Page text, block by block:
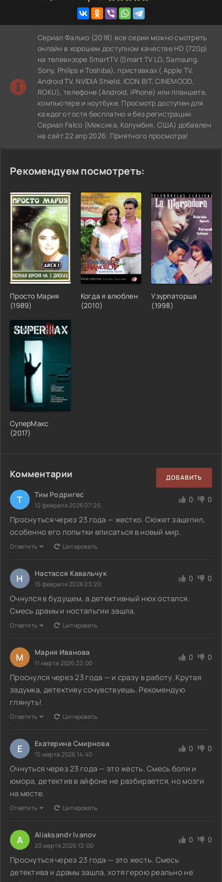
Сериал Фалько (2018) все серии можно смотреть
онлайн в хорошем доступном качестве HD (720p)
на телевизоре SmartTV (Smart TV LG, Samsung,
Sony, Philips и Toshiba), приставках ( Apple TV,
Android TV, NVIDIA Shield, ICON BIT, CINEMOOD,
ROKU), телефоне (Android, iPhone) или планшете,
компьютере и ноутбуке. Просмотр доступен для
каждого гостя бесплатно и без регистрации.
Сериал Falco (Мексика, Колумбия, США) добавлен
на сайт 22 апр 2026. Приятного просмотра!
Рекомендуем посмотреть:
Просто Мария
(1989)
Когда я влюблен
(2010)
Узурпаторша
(1998)
СуперМакс
(2017)
Комментарии ДОБАВИТЬ
Т Тим Родригес
12 февраля 2026 07:20
0 0
Проснуться через 23 года — жестко. Сюжет зацепил,
особенно его попытки вписаться в новый мир.
Ответить Цитировать
Н Настасся Кавальчук
15 февраля 2026 23:20
0 0
Очнулся в будущем, а детективный нюх остался.
Смесь драмы и ностальгии зашла.
Ответить Цитировать
М Мария Иванова
11 марта 2026 22:00
0 0
Проснулся через 23 года — и сразу в работу. Крутая
задумка, детективу сочувствуешь. Рекомендую
глянуть!
Ответить Цитировать
Е Екатерина Смирнова
15 марта 2026 14:40
0 0
Очнуться через 23 года — это жесть. Смесь боли и
юмора, детектив в айфоне не разбирается, но мозги
на месте.
Ответить Цитировать
A Aliaksandr Ivanov
20 марта 2026 12:00
0 0
Проснуться через 23 года — это жесть. Смесь
детектива и драмы зашла, хотя герою реально не